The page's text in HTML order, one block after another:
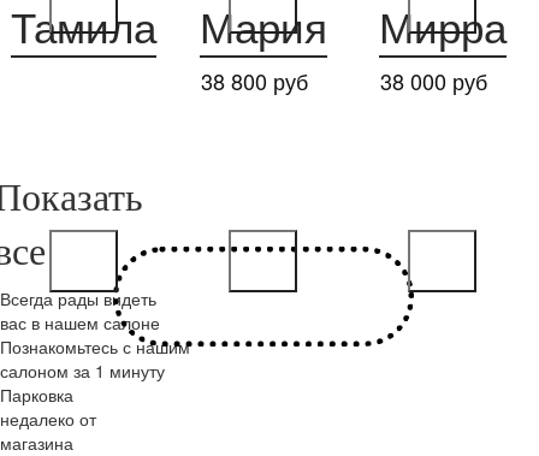
Тамила
38 800 руб
Мария
38 000 руб
Мирра
Всегда рады видеть
вас в нашем салоне
Познакомьтесь с нашим
салоном за 1 минуту
Парковка
недалеко от
магазина